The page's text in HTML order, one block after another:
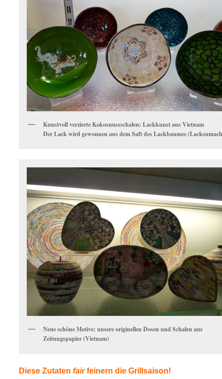
Kunstvoll verzierte Kokosnussschalen: Lackkunst aus Vietnam
Der Lack wird gewonnen aus dem Saft des Lackbaumes
Neue schöne Motive: unsere originellen Dosen und Schalen aus
Zeitungspapier (Vietnam)
Diese Zutaten fairfeinern die Grillsaison!